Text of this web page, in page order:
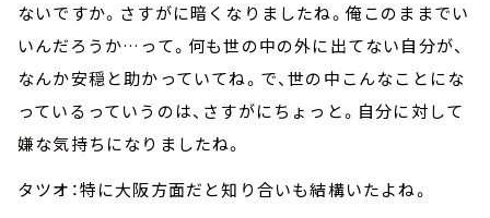
ないですか。さすがに暗くなりましたね。俺このままでい
いんだろうか…って。何も世の中の外に出てない自分が、
なんか安穏と助かっていてね。で、世の中こんなことにな
っているっていうのは、さすがにちょっと。自分に対して
嫌な気持ちになりましたね。
タツオ：特に大阪方面だと知り合いも結構いたよね。